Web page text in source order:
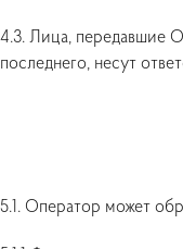
4.3. Лица, передавшие
последнего, несут
5.1. Оператор может